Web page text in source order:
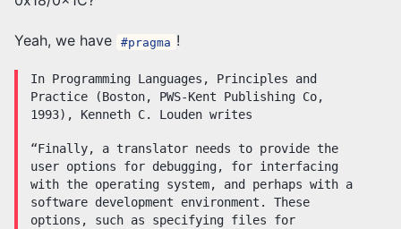
Yeah, we have #pragma !
In Programming Languages, Principles and
Practice (Boston, PWS-Kent Publishing Co,
1993), Kenneth C. Louden writes
“Finally, a translator needs to provide the
user options for debugging, for interfacing
with the operating system, and perhaps with a
software development environment. These
options, such as specifying files for